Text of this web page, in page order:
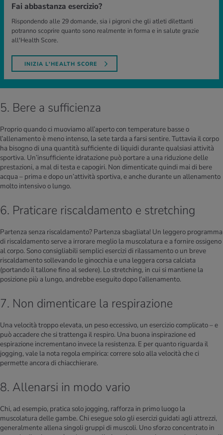
Fai abbastanza esercizio?
Rispondendo alle 29 domande, sia i pigroni che gli atleti dilettanti
potranno scoprire quanto sono realmente in forma e in salute grazie
all'Health Score.
INIZIA L'HEALTH SCORE
5. Bere a sufficienza
Proprio quando ci muoviamo all’aperto con temperature basse o
l’allenamento è meno intenso, la sete tarda a farsi sentire. Tuttavia il corpo
ha bisogno di una quantità sufficiente di liquidi durante qualsiasi attività
sportiva. Un’insufficiente idratazione può portare a una riduzione delle
prestazioni, a mal di testa e capogiri. Non dimenticate quindi mai di bere
acqua – prima e dopo un’attività sportiva, e anche durante un allenamento
molto intensivo o lungo.
6. Praticare riscaldamento e stretching
Partenza senza riscaldamento? Partenza sbagliata! Un leggero programma
di riscaldamento serve a irrorare meglio la muscolatura e a fornire ossigeno
al corpo. Sono consigliabili semplici esercizi di rilassamento o un breve
riscaldamento sollevando le ginocchia e una leggera corsa calciata
(portando il tallone fino al sedere). Lo stretching, in cui si mantiene la
posizione più a lungo, andrebbe eseguito dopo l’allenamento.
7. Non dimenticare la respirazione
Una velocità troppo elevata, un peso eccessivo, un esercizio complicato – e
può accadere che si trattenga il respiro. Una buona inspirazione ed
espirazione incrementano invece la resistenza. E per quanto riguarda il
jogging, vale la nota regola empirica: correre solo alla velocità che ci
permette ancora di chiacchierare.
8. Allenarsi in modo vario
Chi, ad esempio, pratica solo jogging, rafforza in primo luogo la
muscolatura delle gambe. Chi esegue solo gli esercizi guidati agli attrezzi,
generalmente allena singoli gruppi di muscoli. Uno sforzo concentrato in